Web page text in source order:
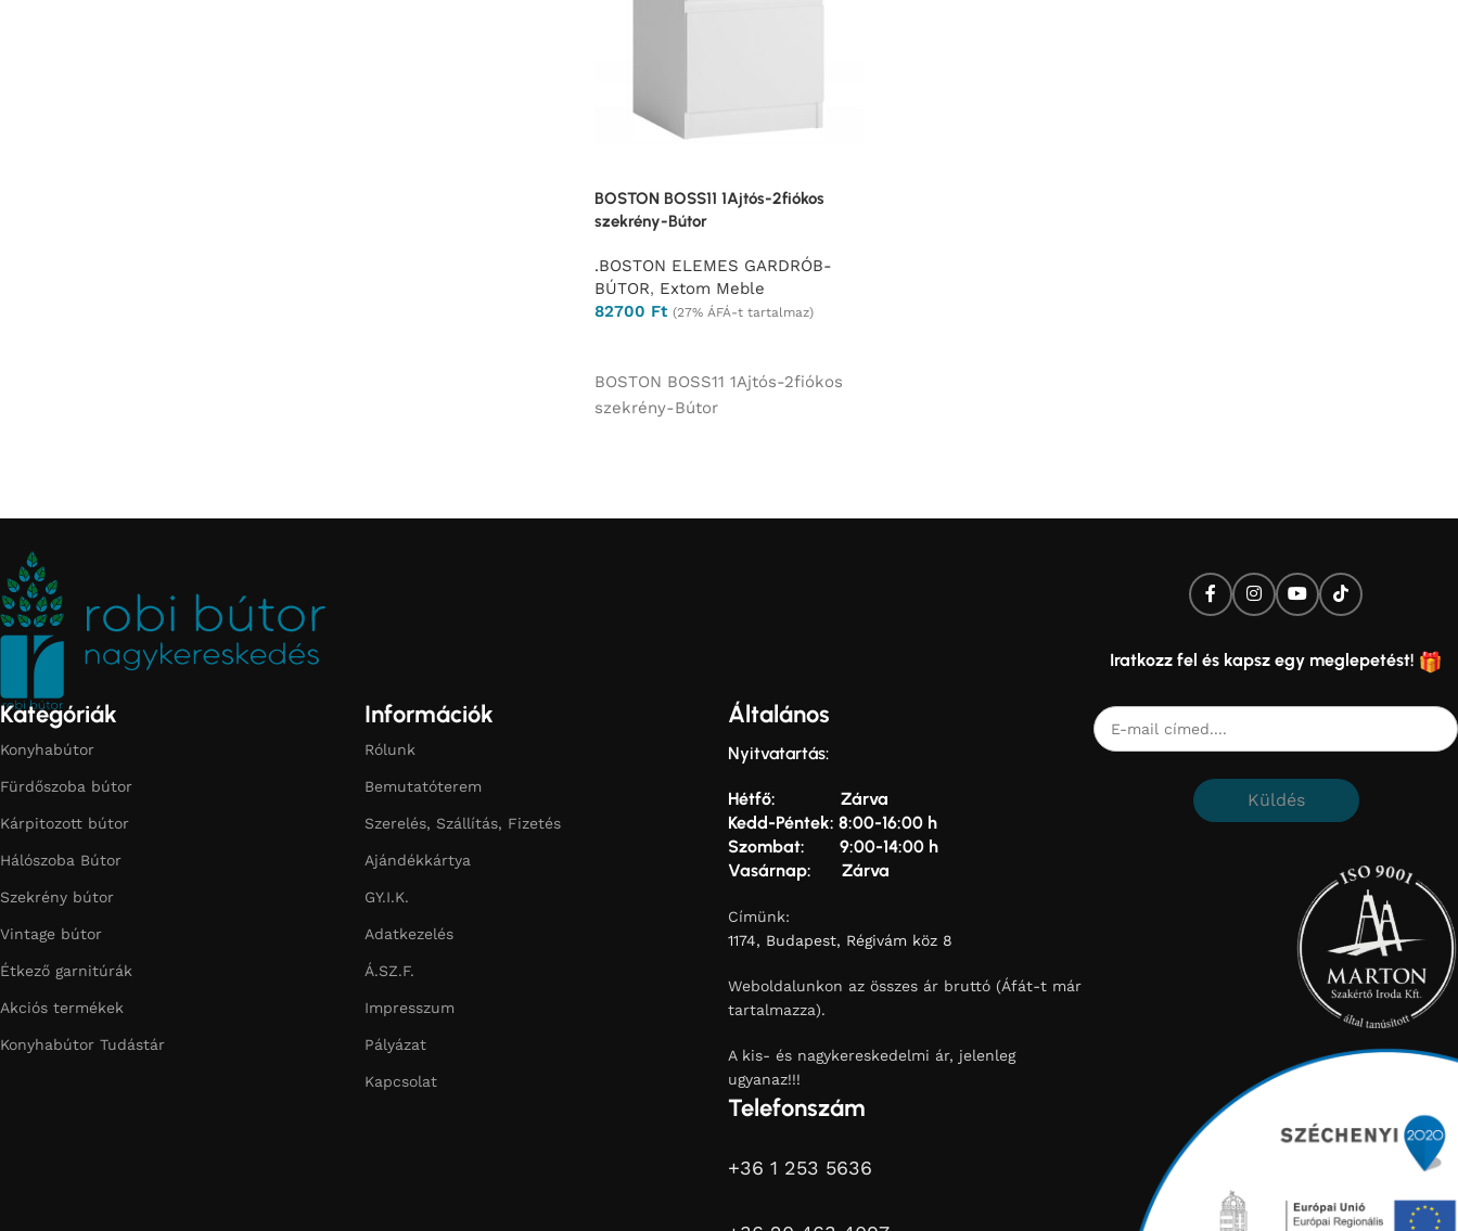
BOSTON BOSS11 1Ajtós-2fiókos
szekrény-Bútor
.BOSTON ELEMES GARDRÓB-
BÚTOR, Extom Meble
82700 Ft (27% ÁFÁ-t tartalmaz)
BOSTON BOSS11 1Ajtós-2fiókos
szekrény-Bútor
Kategóriák
Konyhabútor
Fürdőszoba bútor
Kárpitozott bútor
Hálószoba Bútor
Szekrény bútor
Vintage bútor
Étkező garnitúrák
Akciós termékek
Konyhabútor Tudástár
Információk
Rólunk
Bemutatóterem
Szerelés, Szállítás, Fizetés
Ajándékkártya
GY.I.K.
Adatkezelés
Á.SZ.F.
Impresszum
Pályázat
Kapcsolat
Általános
Nyitvatartás:
Hétfő: Zárva
Kedd-Péntek: 8:00-16:00 h
Szombat: 9:00-14:00 h
Vasárnap: Zárva
Címünk:
1174, Budapest, Régivám köz 8
Weboldalunkon az összes ár bruttó (Áfát-t már
tartalmazza).
A kis- és nagykereskedelmi ár, jelenleg
ugyanaz!!!
Telefonszám
+36 1 253 5636
Iratkozz fel és kapsz egy meglepetést!
Küldés